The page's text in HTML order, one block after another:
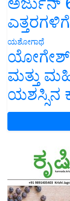
ಎತ್ತರಗಳಿಗೆ
ಯಶೋಗಾಥೆ
ಯೋಗೇಶ್
ಮತ್ತು
ಯಶಸ್ಸಿನ